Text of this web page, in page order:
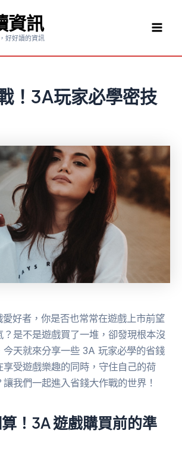
資訊
好好讀的資訊
！3A玩家必學密技
好者，你是否也常常在遊戲上市前望
？是不是遊戲買了一堆，卻發現根本沒
今天就來分享一些 3A 玩家必學的省錢
享受遊戲樂趣的同時，守住自己的荷
我們一起進入省錢大作戰的世界！
！3A 遊戲購買前的準